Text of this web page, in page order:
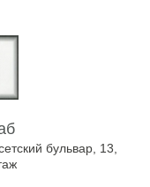
бульвар, 13,